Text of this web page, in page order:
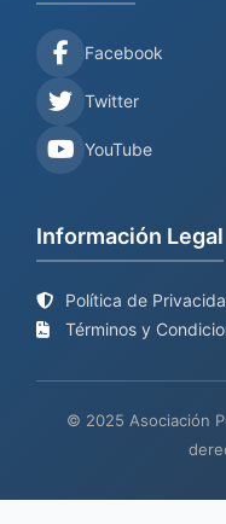
Facebook
Twitter
YouTube
Información Legal
Política de
Términos y
© 2025 Asociación